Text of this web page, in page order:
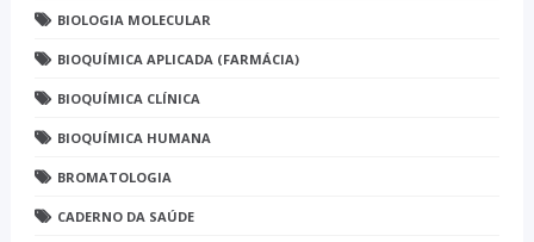
BIOLOGIA MOLECULAR
BIOQUÍMICA APLICADA (FARMÁCIA)
BIOQUÍMICA CLÍNICA
BIOQUÍMICA HUMANA
BROMATOLOGIA
CADERNO DA SAÚDE